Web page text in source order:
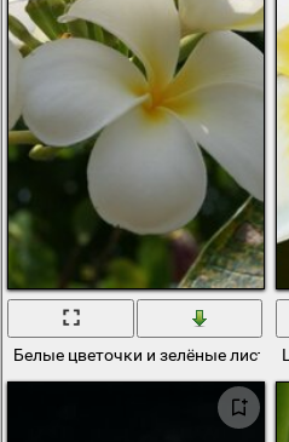
Белые цветочки и зелёные листья